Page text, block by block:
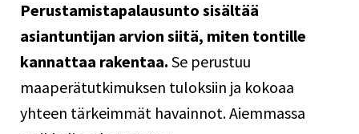
Perustamistapalausunto sisältää
asiantuntijan arvion siitä, miten tontille
kannattaa rakentaa. Se perustuu
maaperätutkimuksen tuloksiin ja kokoaa
yhteen tärkeimmät havainnot. Aiemmassa